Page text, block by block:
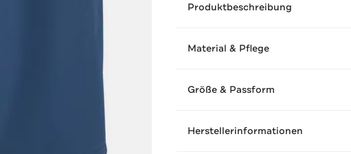
Produktbeschreibung
Material & Pflege
Größe & Passform
Herstellerinformationen